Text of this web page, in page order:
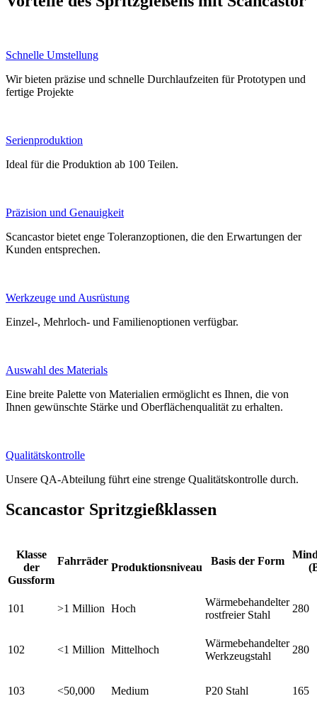
Schnelle Umstellung
Wir bieten präzise und schnelle Durchlaufzeiten für Prototypen und
fertige Projekte
Serienproduktion
Ideal für die Produktion ab 100 Teilen.
Präzision und Genauigkeit
Scancastor bietet enge Toleranzoptionen, die den Erwartungen der
Kunden entsprechen.
Werkzeuge und Ausrüstung
Einzel-, Mehrloch- und Familienoptionen verfügbar.
Auswahl des Materials
Eine breite Palette von Materialien ermöglicht es Ihnen, die von
Ihnen gewünschte Stärke und Oberflächenqualität zu erhalten.
Qualitätskontrolle
Unsere QA-Abteilung führt eine strenge Qualitätskontrolle durch.
Scancastor Spritzgießklassen
Klasse
der
Gussform
Fahrräder
Produktionsniveau
Basis der Form
101 >1 Million Hoch
Wärmebehandelter
rostfreier Stahl
280
102 <1 Million Mittelhoch
Wärmebehandelter
Werkzeugstahl
280
103 <50,000 Medium P20 Stahl 165